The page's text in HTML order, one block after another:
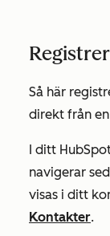
Så här
direkt från
I ditt
navigerar
visas i ditt
Kontakter.